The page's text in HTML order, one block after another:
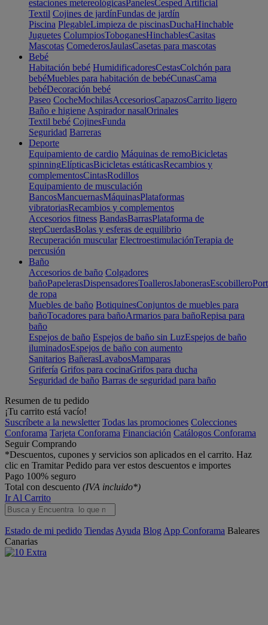
estaciones metereológicasPanelesCesped Artificial
Textil Cojines de jardínFundas de jardín
Piscina PlegableLimpieza de piscinasDuchaHinchable
Juguetes ColumpiosToboganesHinchablesCasitas
Mascotas ComederosJaulasCasetas para mascotas
Bebé
Habitación bebé HumidificadoresCestasColchón para
bebéMuebles para habitación de bebéCunasCama
bebéDecoración bebé
Paseo CocheMochilasAccesoriosCapazosCarrito ligero
Baño e higiene Aspirador nasalOrinales
Textil bebé CojinesFunda
Seguridad Barreras
Deporte
Equipamiento de cardio Máquinas de remoBicicletas
spinningElípticasBicicletas estáticasRecambios y
complementosCintasRodillos
Equipamiento de musculación
BancosMancuernasMáquinasPlataformas
vibratoriasRecambios y complementos
Accesorios fitness BandasBarrasPlataforma de
stepCuerdasBolas y esferas de equilibrio
Recuperación muscular ElectroestimulaciónTerapia de
percusión
Baño
Accesorios de baño Colgadores
bañoPapelerasDispensadoresToallerosJabonerasEscobillero
de ropa
Muebles de baño BotiquinesConjuntos de muebles para
bañoTocadores para bañoArmarios para bañoRepisa para
baño
Espejos de baño Espejos de baño sin LuzEspejos de baño
iluminadosEspejos de baño con aumento
Sanitarios BañerasLavabosMamparas
Grifería Grifos para cocinaGrifos para ducha
Seguridad de baño Barras de seguridad para baño
Resumen de tu pedido
¡Tu carrito está vacío!
Suscríbete a la newsletter Todas las promociones Colecciones
Conforama Tarjeta Conforama Financiación Catálogos Conforama
Seguir Comprando
*Descuentos, cupones y servicios son aplicados en el carrito. Haz
clic en Tramitar Pedido para ver estos descuentos e importes
Pago 100% seguro
Total con descuento (IVA incluido*)
Ir Al Carrito
Estado de mi pedido Tiendas Ayuda Blog App Conforama Baleares
Canarias